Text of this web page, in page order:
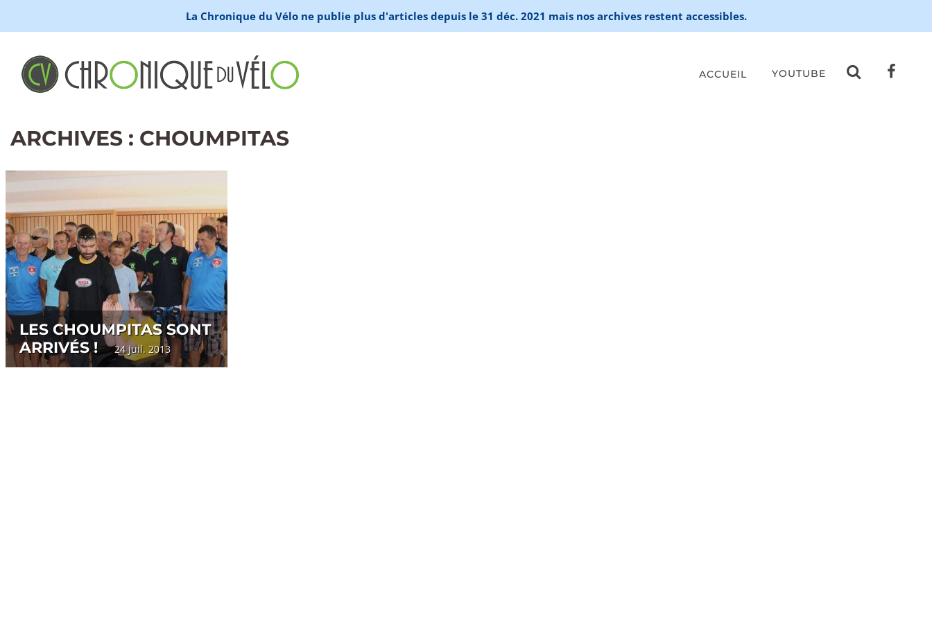
La Chronique du Vélo ne publie plus d'articles depuis le 31 déc. 2021 mais nos archives restent accessibles.
ACCUEIL YOUTUBE
ARCHIVES : CHOUMPITAS
LES CHOUMPITAS SONT
ARRIVÉS !
24 juil. 2013